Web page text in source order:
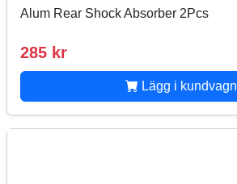
Alum Rear Shock Absorber 2Pcs
285 kr
Lägg i kundvagn